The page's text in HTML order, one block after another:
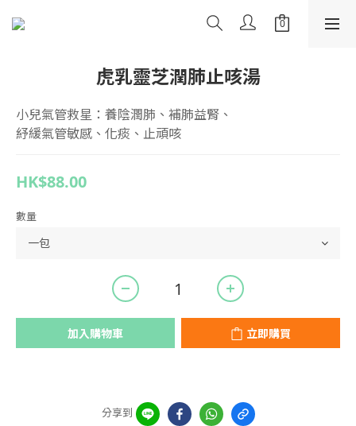
虎乳靈芝潤肺止咳湯
小兒氣管救星：養陰潤肺、補肺益腎、
紓緩氣管敏感、化痰、止頑咳
HK$88.00
數量
加入購物車 立即購買
分享到